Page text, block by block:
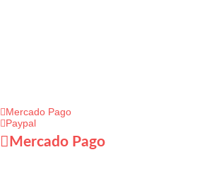
Mercado Pago
Paypal
Mercado Pago